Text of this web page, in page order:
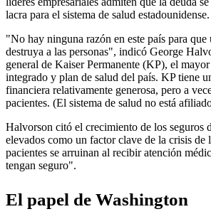
lacra para el sistema de salud estadounidense.
"No hay ninguna razón en este país para que
destruya a las personas", indicó George
general de Kaiser Permanente (KP), el
integrado y plan de salud del país. KP tiene
financiera relativamente generosa, pero a
pacientes. (El sistema de salud no está
Halvorson citó el crecimiento de los seguros
elevados como un factor clave de la crisis de
pacientes se arruinan al recibir atención
tengan seguro".
El papel de Washington